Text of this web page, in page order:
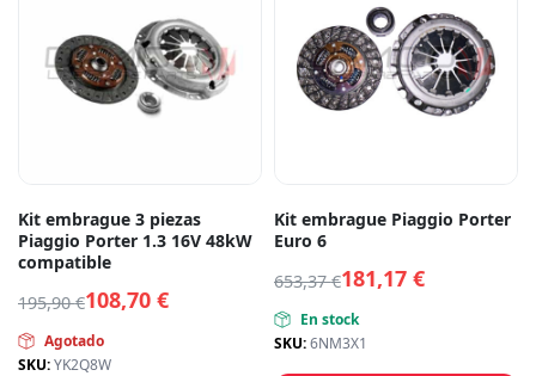
Kit embrague 3 piezas
Piaggio Porter 1.3 16V 48kW
compatible
195,90€108,70 €
Agotado
SKU:YK2Q8W
Kit embrague Piaggio Porter
Euro 6
653,37€181,17 €
En stock
SKU:6NM3X1